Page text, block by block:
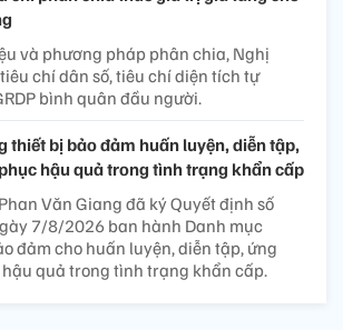
và phương pháp phân chia, Nghị
chí dân số, tiêu chí diện tích tự
bình quân đầu người.
thiết bị bảo đảm huấn luyện, diễn tập,
hậu quả trong tình trạng khẩn cấp
Văn Giang đã ký Quyết định số
7/8/2026 ban hành Danh mục
đảm cho huấn luyện, diễn tập, ứng
quả trong tình trạng khẩn cấp.